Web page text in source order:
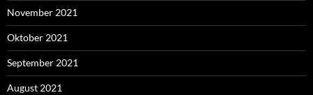
November 2021
Oktober 2021
September 2021
August 2021